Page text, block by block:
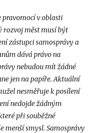
pravomocí v oblasti
rozvoj měst musí být
zástupci samosprávy a
dává právo na
nebudou mít žádné
jen na papíře. Aktuální
nesměřuje k posílení
nedojde žádným
při souběžné
menší smysl. Samosprávy